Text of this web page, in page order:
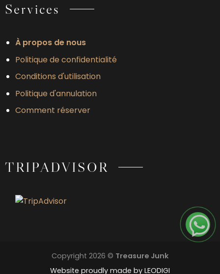
Services
À propos de nous
Politique de confidentialité
Conditions d'utilisation
Politique d'annulation
Comment réserver
TRIPADVISOR
Copyright 2026 © Treasure Junk
Website proudly made by LEODIGI